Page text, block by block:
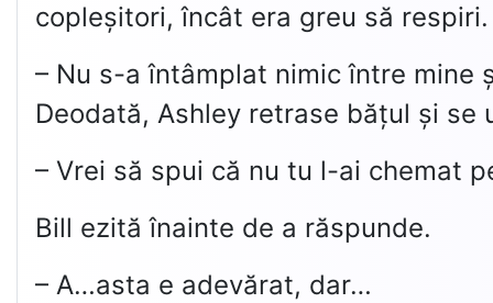
copleșitori, încât era greu să respiri.
– Nu s-a întâmplat nimic între mine
Deodată, Ashley retrase bățul și
– Vrei să spui că nu tu l-ai chemat
Bill ezită înainte de a răspunde.
– A…asta e adevărat, dar…